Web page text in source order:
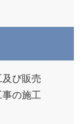
び販売
の施工